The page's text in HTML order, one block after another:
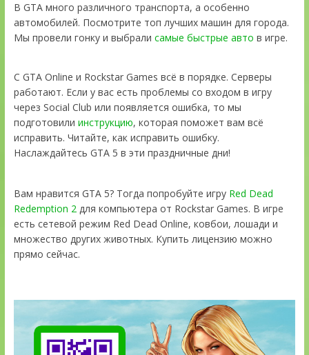
В GTA много различного транспорта, а особенно
автомобилей. Посмотрите топ лучших машин для города.
Мы провели гонку и выбрали самые быстрые авто в игре.
С GTA Online и Rockstar Games всё в порядке. Серверы
работают. Если у вас есть проблемы со входом в игру
через Social Club или появляется ошибка, то мы
подготовили инструкцию, которая поможет вам всё
исправить. Читайте, как исправить ошибку.
Наслаждайтесь GTA 5 в эти праздничные дни!
Вам нравится GTA 5? Тогда попробуйте игру Red Dead
Redemption 2для компьютера от Rockstar Games. В игре
есть сетевой режим Red Dead Online, ковбои, лошади и
множество других животных. Купить лицензию можно
прямо сейчас.